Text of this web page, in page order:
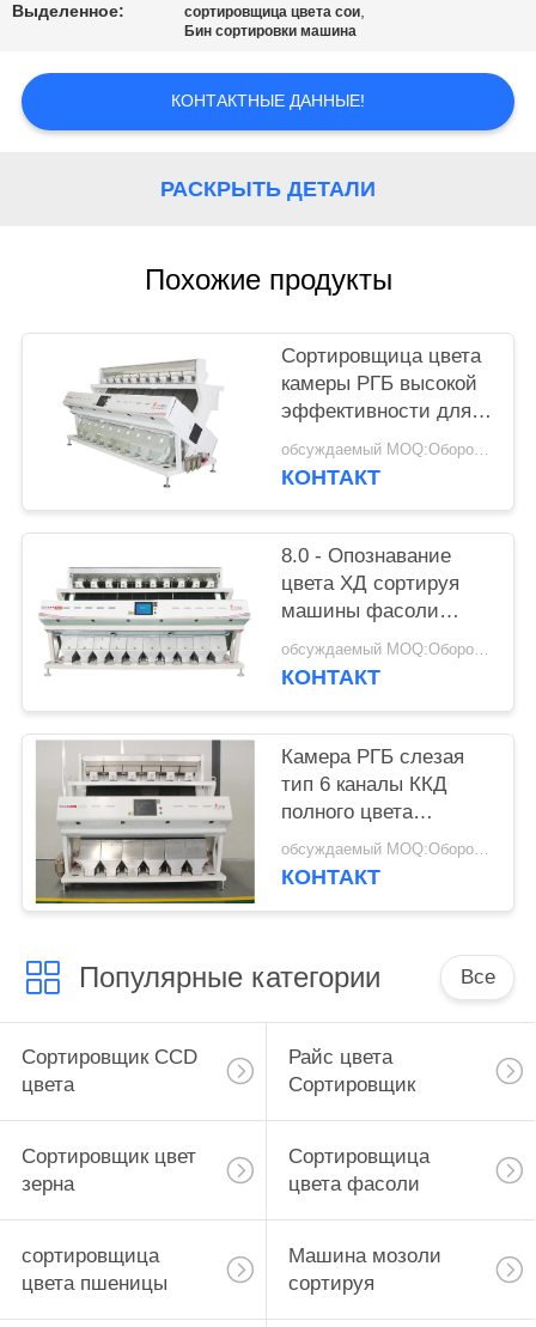
КАРТА
САЙТА
Выделенное: сортировщица цвета сои,
Бин сортировки машина
КОНТАКТНЫЕ ДАННЫЕ!
РАСКРЫТЬ ДЕТАЛИ
Похожие продукты
Сортировщица цвета
камеры РГБ высокой
эффективности для
семян Чили с 10
парашютами
обсуждаемый MOQ:Оборотный
КОНТАКТ
8.0 - Опознавание
цвета ХД сортируя
машины фасоли
емкости 15.0Т/Х
белое
обсуждаемый MOQ:Оборотный
КОНТАКТ
Камера РГБ слезая
тип 6 каналы ККД
полного цвета
сортируя машины
фасоли Мунг
обсуждаемый MOQ:Оборотный
КОНТАКТ
Популярные категории Все
Сортировщик CCD
цвета
Райс цвета
Сортировщик
Сортировщик цвет
зерна
Сортировщица
цвета фасоли
сортировщица
цвета пшеницы
Машина мозоли
сортируя